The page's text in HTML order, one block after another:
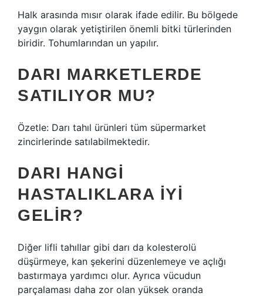
Halk arasında mısır olarak ifade edilir. Bu bölgede
yaygın olarak yetiştirilen önemli bitki türlerinden
biridir. Tohumlarından un yapılır.
DARI MARKETLERDE
SATILIYOR MU?
Özetle: Darı tahıl ürünleri tüm süpermarket
zincirlerinde satılabilmektedir.
DARI HANGI
HASTALIKLARA IYI
GELIR?
Diğer lifli tahıllar gibi darı da kolesterolü
düşürmeye, kan şekerini düzenlemeye ve açlığı
bastırmaya yardımcı olur. Ayrıca vücudun
parçalaması daha zor olan yüksek oranda